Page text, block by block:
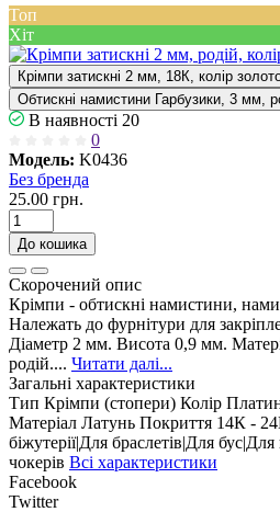
Топ
Хіт
Крімпи затискні 2 мм, 18К, колір
Обтискні намистини Гарбузики, 3 мм,
В наявності 20
0
Модель: K0436
Без бренда
25.00 грн.
До кошика
Скорочений опис
Крімпи - обтискні намистини,
Належать до фурнітури для
Діаметр 2 мм. Висота 0,9 мм.
родій.... Читати далі...
Загальні характеристики
Тип Крімпи (стопери) Колір
Матеріал Латунь Покриття 14К -
біжутерії|Для браслетів|Для
чокерів Всі характеристики
Facebook
Twitter